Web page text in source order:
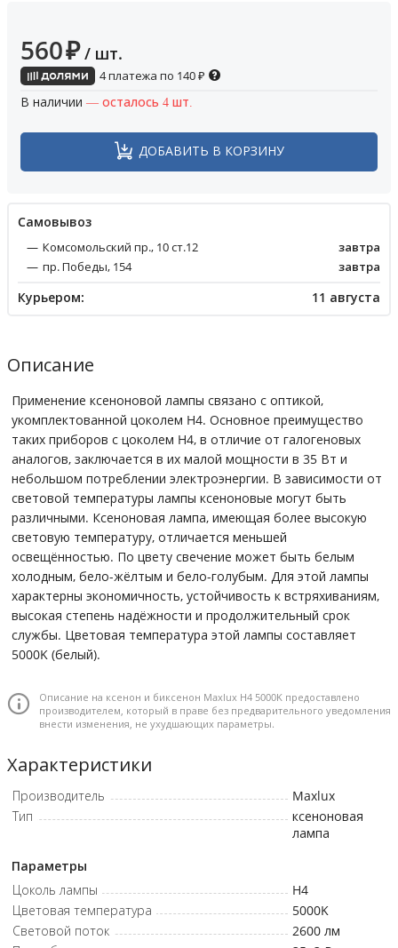
560₽ / шт.
4 платежа по 140₽
В наличии — осталось 4 шт.
ДОБАВИТЬ В КОРЗИНУ
Cамовывоз
Комсомольский пр., 10 ст.12
завтра
пр. Победы, 154
завтра
Курьером: 11 августа
Описание
Применение ксеноновой лампы связано с оптикой,
укомплектованной цоколем H4. Основное преимущество
таких приборов с цоколем H4, в отличие от галогеновых
аналогов, заключается в их малой мощности в 35 Вт и
небольшом потреблении электроэнергии. В зависимости от
световой температуры лампы ксеноновые могут быть
различными. Ксеноновая лампа, имеющая более высокую
световую температуру, отличается меньшей
освещённостью. По цвету свечение может быть белым
холодным, бело-жёлтым и бело-голубым. Для этой лампы
характерны экономичность, устойчивость к встряхиваниям,
высокая степень надёжности и продолжительный срок
службы. Цветовая температура этой лампы составляет
5000K (белый).
Описание на ксенон и биксенон Maxlux H4 5000K предоставлено
производителем, который в праве без предварительного уведомления
внести изменения, не ухудшающих параметры.
Характеристики
Производитель
Maxlux
Тип
ксеноновая
лампа
Параметры
Цоколь лампы
H4
Цветовая температура
5000K
Световой поток
2600 лм